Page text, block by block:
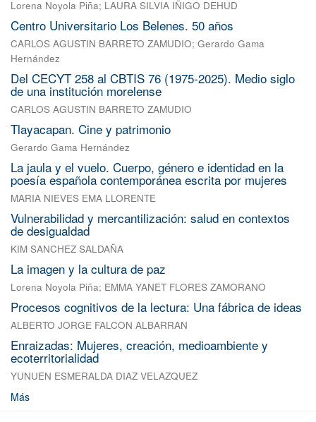
Lorena Noyola Piña; LAURA SILVIA IÑIGO DEHUD
Centro Universitario Los Belenes. 50 años
CARLOS AGUSTIN BARRETO ZAMUDIO; Gerardo Gama
Hernández
Del CECYT 258 al CBTIS 76 (1975-2025). Medio siglo
de una institución morelense
CARLOS AGUSTIN BARRETO ZAMUDIO
Tlayacapan. Cine y patrimonio
Gerardo Gama Hernández
La jaula y el vuelo. Cuerpo, género e identidad en la
poesía española contemporánea escrita por mujeres
MARIA NIEVES EMA LLORENTE
Vulnerabilidad y mercantilización: salud en contextos
de desigualdad
KIM SANCHEZ SALDAÑA
La imagen y la cultura de paz
Lorena Noyola Piña; EMMA YANET FLORES ZAMORANO
Procesos cognitivos de la lectura: Una fábrica de ideas
ALBERTO JORGE FALCON ALBARRAN
Enraizadas: Mujeres, creación, medioambiente y
ecoterritorialidad
YUNUEN ESMERALDA DIAZ VELAZQUEZ
Más